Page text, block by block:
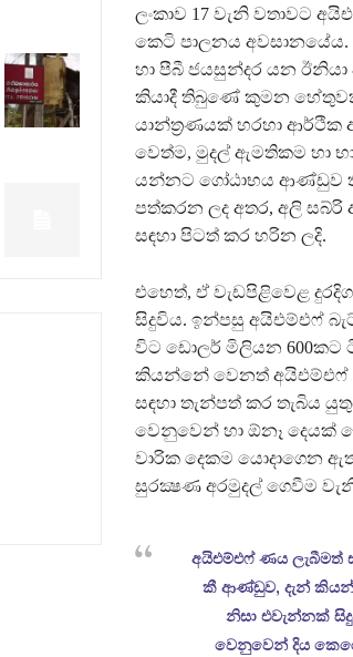
ලංකාව 17 වැනි වතාවට
කෙටි පාලනය
හා පීබී ජයසුන්දර යන
කියාදී තිබුණේ කුමන
යාන්ත්‍රණයක් හරහා ආර්ථික
වෙත්ම, මුදල් ඇමතිකම හා
යන්නට ගෝඨාභය ආණ්ඩුව
පත්කරන ලද අතර, අලි
සඳහා පිටත් කර හරින ලදි.
එහෙත්, ඒ වැඩපිළිවෙළ
සිදුවිය. ඉන්පසු අයිඑම්එෆ්
විට ඩොලර් මිලියන 600කට
කියන්නේ වෙනත් අයිඑම්එෆ්
සඳහා තැන්පත් කර තැබිය
වෙනුවෙන් හා ඕනෑ දෙයක්
වාරික දෙකම යොදාගෙන
සුරක්‍ෂණ අරමුදල් ගෙවීම
අයිඑම්එෆ් ණය ලැබීමත්
කී ආණ්ඩුව, දැන්
නිසා එවැන්නක්
වෙනුවෙන් දිය